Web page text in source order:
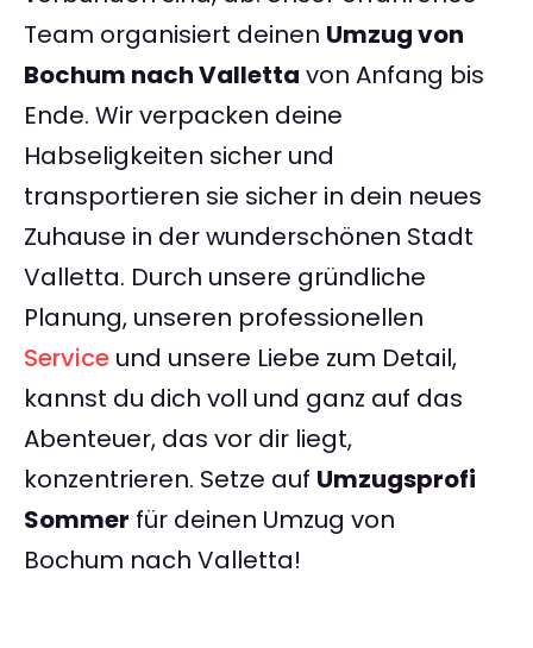
Team organisiert deinen Umzug von
Bochum nach Valletta von Anfang bis
Ende. Wir verpacken deine
Habseligkeiten sicher und
transportieren sie sicher in dein neues
Zuhause in der wunderschönen Stadt
Valletta. Durch unsere gründliche
Planung, unseren professionellen
Service und unsere Liebe zum Detail,
kannst du dich voll und ganz auf das
Abenteuer, das vor dir liegt,
konzentrieren. Setze auf Umzugsprofi
Sommer für deinen Umzug von
Bochum nach Valletta!